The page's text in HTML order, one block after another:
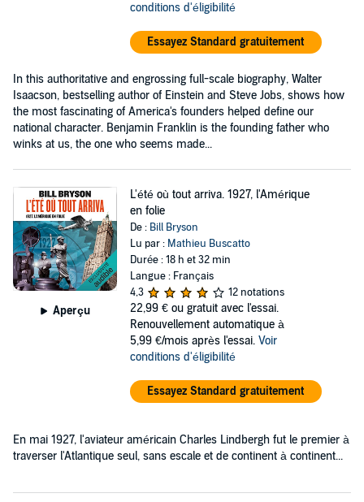
conditions d'éligibilité
Essayez Standard gratuitement
In this authoritative and engrossing full-scale biography, Walter
Isaacson, bestselling author of Einstein and Steve Jobs, shows how
the most fascinating of America's founders helped define our
national character. Benjamin Franklin is the founding father who
winks at us, the one who seems made...
Aperçu
L'été où tout arriva. 1927, l'Amérique
en folie
De : Bill Bryson
Lu par : Mathieu Buscatto
Durée : 18 h et 32 min
Langue : Français
4,3
12 notations
22,99 € ou gratuit avec l'essai.
Renouvellement automatique à
5,99 €/mois après l'essai. Voir
conditions d'éligibilité
Essayez Standard gratuitement
En mai 1927, l'aviateur américain Charles Lindbergh fut le premier à
traverser l'Atlantique seul, sans escale et de continent à continent...